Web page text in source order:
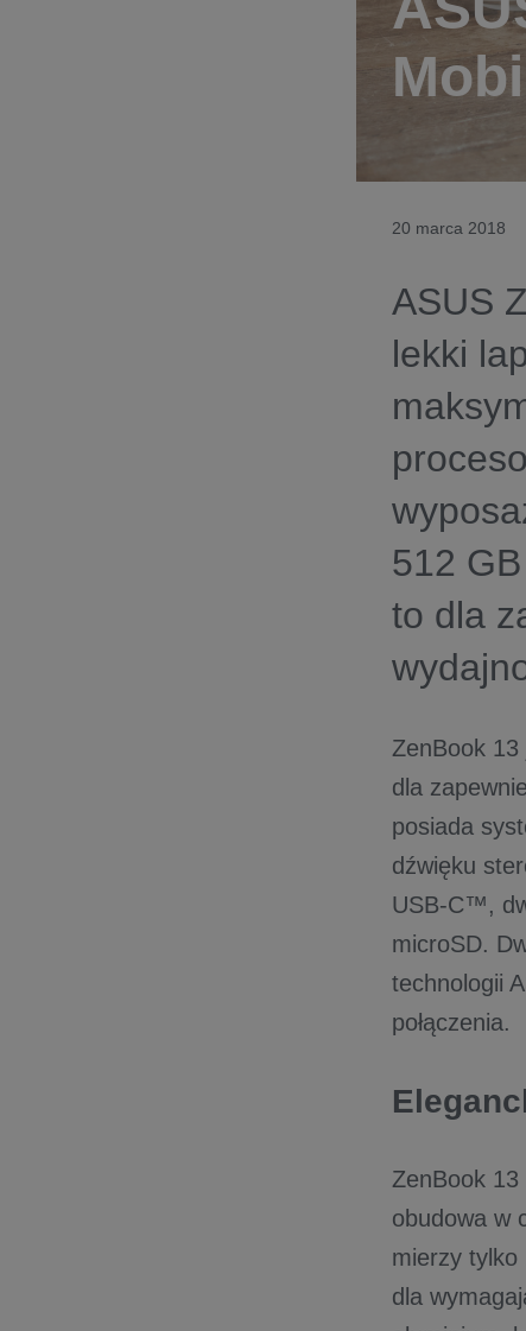
20 marca 2018
ASUS
lekki
512
to dla
ZenBook
dla
posiada
dźwięku
USB-C™,
microSD.
technologii
połączenia.
ZenBook
obudowa w
mierzy tylko
dla